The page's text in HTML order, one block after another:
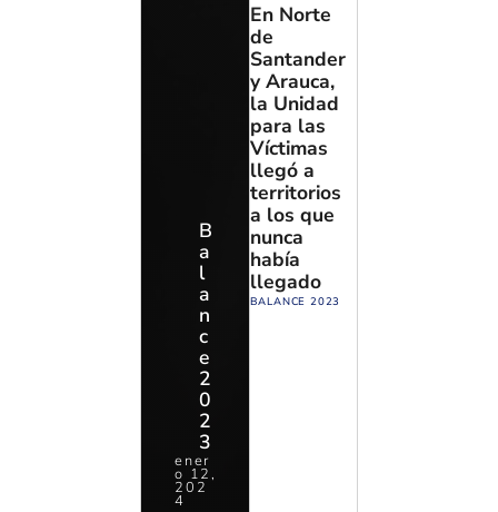
B
a
l
a
n
c
e
2
0
2
3
ener
o 12,
202
4
En Norte
de
Santander
y Arauca,
la Unidad
para las
Víctimas
llegó a
territorios
a los que
nunca
había
llegado
BALANCE 2023